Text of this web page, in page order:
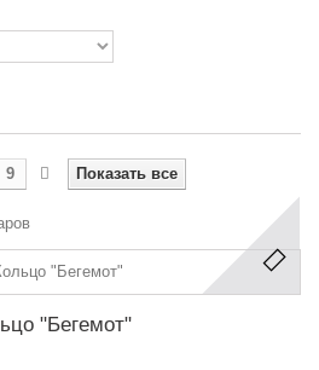
Показать все
9
"Бегемот"